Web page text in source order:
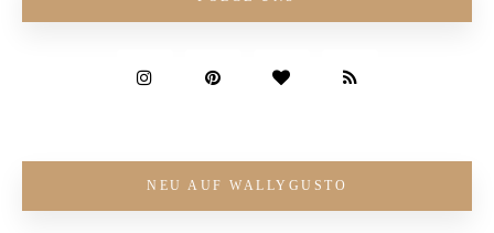
NEU AUF WALLYGUSTO